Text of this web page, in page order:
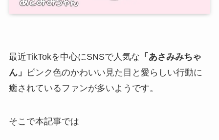
最近TikTokを中心にSNSで人気な 「あさみみちゃ
ん」
ピンク色のかわいい見た目と愛らしい行動に
癒されているファンが多いようです。
そこで本記事では